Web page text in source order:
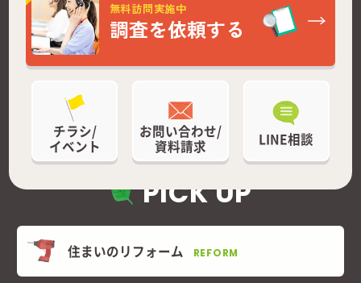
無料訪問実施中
調査を依頼する
チラシ/
イベント
お問い合わせ/
資料請求
LINE相談
PICK UP
住まいのリフォーム REFORM